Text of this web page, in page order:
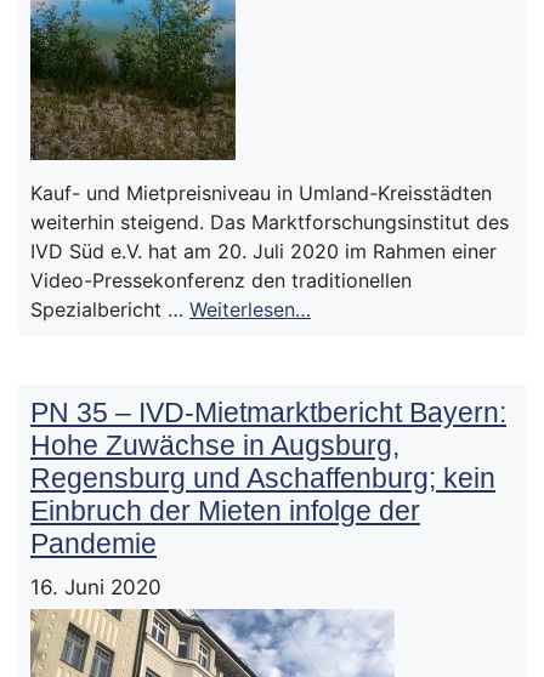
Kauf- und Mietpreisniveau in Umland-Kreisstädten
weiterhin steigend. Das Marktforschungsinstitut des
IVD Süd e.V. hat am 20. Juli 2020 im Rahmen einer
Video-Pressekonferenz den traditionellen
Spezialbericht … Weiterlesen…
PN 35 – IVD-Mietmarktbericht Bayern:
Hohe Zuwächse in Augsburg,
Regensburg und Aschaffenburg; kein
Einbruch der Mieten infolge der
Pandemie
16. Juni 2020